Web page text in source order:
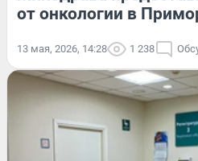
от онкологии в
13 мая, 2026, 14:28 1 238